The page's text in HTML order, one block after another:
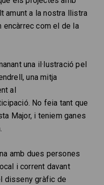
amunt a la nostra llistra
com el de la
una il·lustració pel
una mitja
al
No feia tant que
Major, i teniem ganes
amb dues persones
i corrent davant
disseny gràfic de